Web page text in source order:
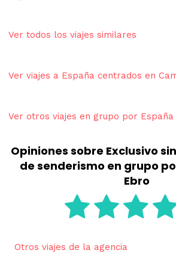
Ver todos los viajes similares
Ver viajes a España centrados en
Ver otros viajes en grupo por España
Opiniones sobre Exclusivo
de senderismo en grupo
Ebro
Otros viajes de la agencia